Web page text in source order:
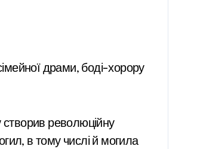
в тому числі й могила